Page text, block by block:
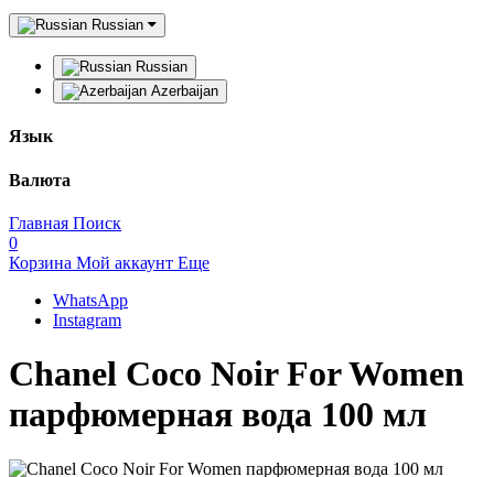
Russian
Russian
Azerbaijan
Язык
Валюта
Главная Поиск
0
Корзина Мой аккаунт Еще
WhatsApp
Instagram
Chanel Coco Noir For Women
парфюмерная вода 100 мл